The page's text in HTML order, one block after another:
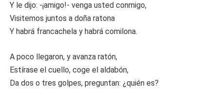
Y le dijo: -¡amigo!- venga usted conmigo,
Visitemos juntos a doña ratona
Y habrá francachela y habrá comilona.
A poco llegaron, y avanza ratón,
Estírase el cuello, coge el aldabón,
Da dos o tres golpes, preguntan: ¿quién es?